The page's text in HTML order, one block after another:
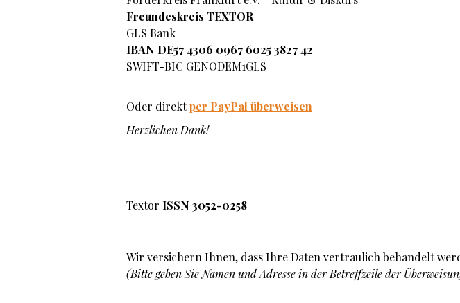
Freundeskreis TEXTOR
GLS Bank
IBAN DE57 4306 0967 6025 3827 42
SWIFT-BIC GENODEM1GLS
Oder direktper PayPal überweisen
Herzlichen Dank!
Textor ISSN 3052-0258
Wir versichern Ihnen, dass Ihre Daten vertraulich behandelt
(Bitte geben Sie Namen und Adresse in der Betreffzeile der